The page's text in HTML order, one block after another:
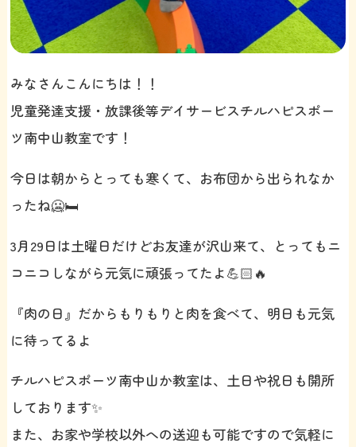
みなさんこんにちは！！
児童発達支援・放課後等デイサービスチルハピスポー
ツ南中山教室です！
今日は朝からとっても寒くて、お布団から出られなか
ったね🥶🛏️
3月29日は土曜日だけどお友達が沢山来て、とってもニ
コニコしながら元気に頑張ってたよ💪🏻🔥
『肉の日』だからもりもりと肉を食べて、明日も元気
に待ってるよ
チルハピスポーツ南中山か教室は、土日や祝日も開所
しております✨
また、お家や学校以外への送迎も可能ですので気軽に